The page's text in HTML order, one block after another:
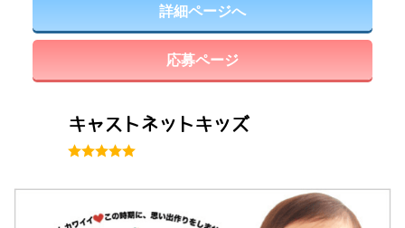
詳細ページへ
応募ページ
キャストネットキッズ